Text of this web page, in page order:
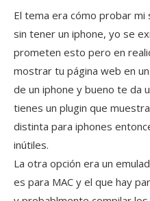
El tema era cómo probar
sin tener un iphone, yo se
prometen esto pero en
mostrar tu página web en
de un iphone y bueno te da
tienes un plugin que
distinta para iphones
inútiles.
La otra opción era un
es para MAC y el que hay